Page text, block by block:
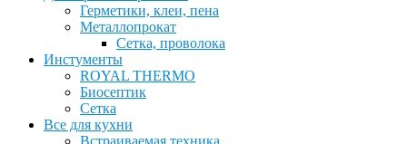
Герметики, клеи, пена
Металлопрокат
Сетка, проволока
Инстументы
ROYAL THERMO
Биосептик
Сетка
Все для кухни
Встраиваемая техника